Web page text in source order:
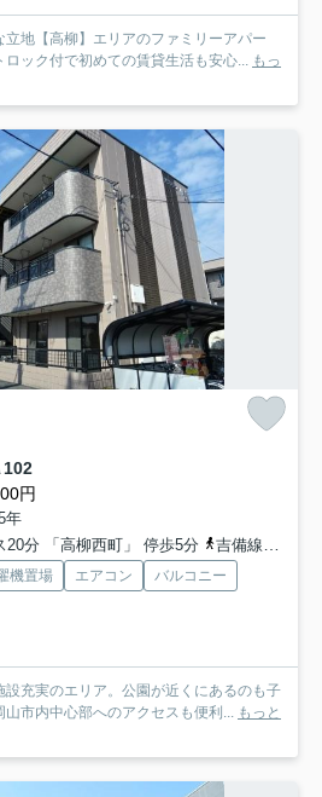
地【高柳】エリアのファミリーアパー
ロック付で初めての賃貸生活も安心... もっ
102
円
年
20分 「高柳西町」 停歩5分
吉備線「備前三門」駅 徒歩14分
機置場 エアコン
バルコニー
充実のエリア。公園が近くにあるのも子
市内中心部へのアクセスも便利... もっと